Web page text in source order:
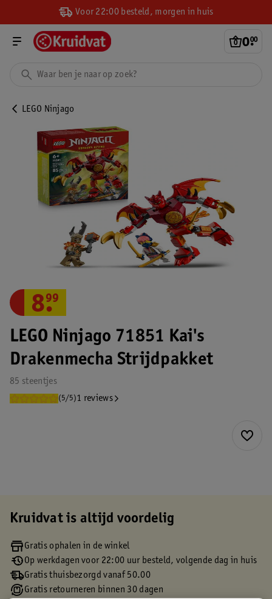
Voor 22:00 besteld, morgen in huis
0.
00
LEGO Ninjago
LEGO Ninjago 71851 Kai's
Drakenmecha Strijdpakket
85 steentjes
(5/5)1 reviews
8.
99
Kruidvat is altijd voordelig
Gratis ophalen in de winkel
Op werkdagen voor 22:00 uur besteld, volgende dag in huis
Gratis thuisbezorgd vanaf 50.00
Gratis retourneren binnen 30 dagen